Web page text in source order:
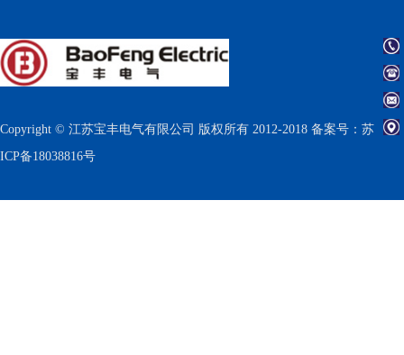
Copyright © 江苏宝丰电气有限公司 版权所有 2012-2018 备案号： 苏
ICP备18038816号